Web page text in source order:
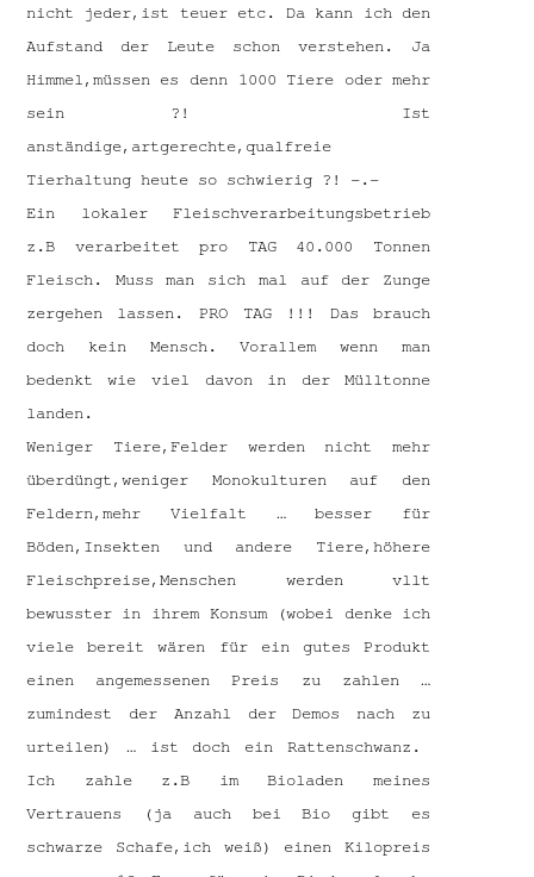
nicht jeder,ist teuer etc. Da kann ich den
Aufstand der Leute schon verstehen. Ja
Himmel,müssen es denn 1000 Tiere oder mehr
sein ?! Ist
anständige,artgerechte,qualfreie
Tierhaltung heute so schwierig ?! -.-
Ein lokaler Fleischverarbeitungsbetrieb
z.B verarbeitet pro TAG 40.000 Tonnen
Fleisch. Muss man sich mal auf der Zunge
zergehen lassen. PRO TAG !!! Das brauch
doch kein Mensch. Vorallem wenn man
bedenkt wie viel davon in der Mülltonne
landen.
Weniger Tiere,Felder werden nicht mehr
überdüngt,weniger Monokulturen auf den
Feldern,mehr Vielfalt … besser für
Böden,Insekten und andere Tiere,höhere
Fleischpreise,Menschen werden vllt
bewusster in ihrem Konsum (wobei denke ich
viele bereit wären für ein gutes Produkt
einen angemessenen Preis zu zahlen …
zumindest der Anzahl der Demos nach zu
urteilen) … ist doch ein Rattenschwanz.
Ich zahle z.B im Bioladen meines
Vertrauens (ja auch bei Bio gibt es
schwarze Schafe,ich weiß) einen Kilopreis